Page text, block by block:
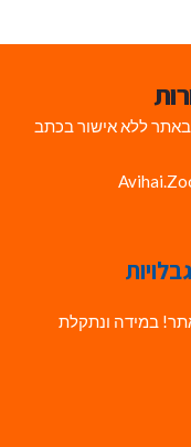
ללא אישור בכתב
במידה ונתקלת